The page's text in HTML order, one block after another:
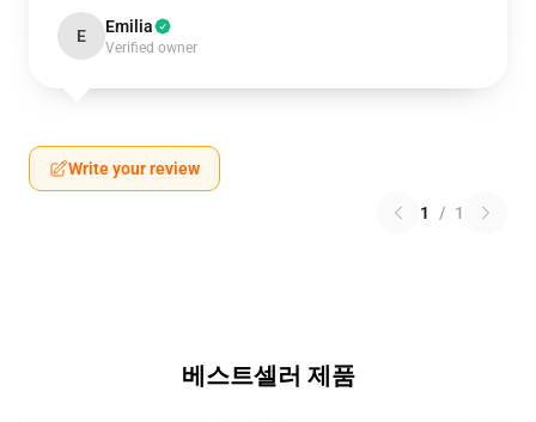
E Emilia
Verified owner
Write your review
1 / 1
베스트셀러 제품